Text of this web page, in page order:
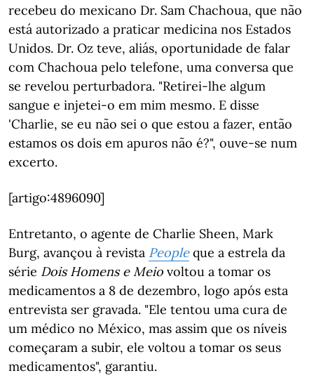
recebeu do mexicano Dr. Sam Chachoua, que não
está autorizado a praticar medicina nos Estados
Unidos. Dr. Oz teve, aliás, oportunidade de falar
com Chachoua pelo telefone, uma conversa que
se revelou perturbadora. "Retirei-lhe algum
sangue e injetei-o em mim mesmo. E disse
'Charlie, se eu não sei o que estou a fazer, então
estamos os dois em apuros não é?", ouve-se num
excerto.
[artigo:4896090]
Entretanto, o agente de Charlie Sheen, Mark
Burg, avançou à revista People que a estrela da
série Dois Homens e Meio voltou a tomar os
medicamentos a 8 de dezembro, logo após esta
entrevista ser gravada. "Ele tentou uma cura de
um médico no México, mas assim que os níveis
começaram a subir, ele voltou a tomar os seus
medicamentos", garantiu.